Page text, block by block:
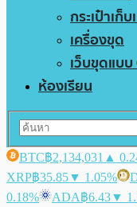
กระเป๋าเก็
เครื่องขุด
เว็บขุดแบ
ห้องเรียน
BTC฿2,134,031 ▲
XRP฿35.85▼ 1.05%
0.18%
ADA฿6.43▼